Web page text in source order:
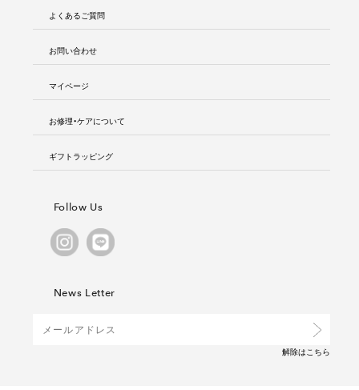
よくあるご質問
お問い合わせ
マイページ
お修理・ケアについて
ギフトラッピング
Follow Us
News Letter
解除は こちら